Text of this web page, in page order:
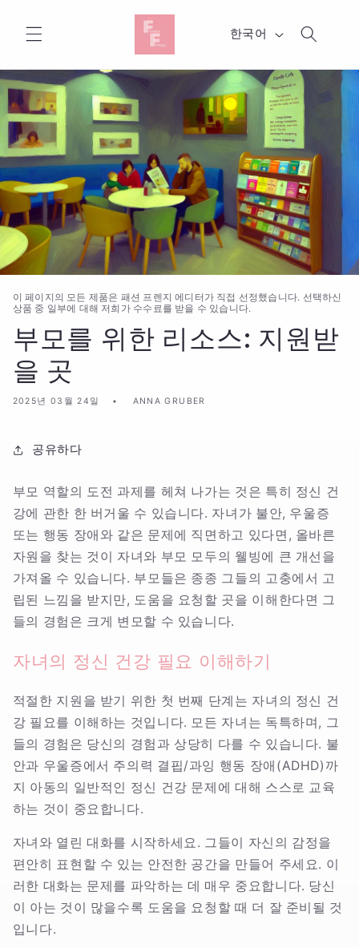
뛰기
언
한국어
이 페이지의 모든 제품은 패션 프렌지 에디터가 직접 선정했습니다. 선택하신
상품 중 일부에 대해 저희가 수수료를 받을 수 있습니다.
부모를 위한 리소스: 지원받
을 곳
2025년 03월 24일 ANNA GRUBER
공유하다
부모 역할의 도전 과제를 헤쳐 나가는 것은 특히 정신 건
강에 관한 한 버거울 수 있습니다. 자녀가 불안, 우울증
또는 행동 장애와 같은 문제에 직면하고 있다면, 올바른
자원을 찾는 것이 자녀와 부모 모두의 웰빙에 큰 개선을
가져올 수 있습니다. 부모들은 종종 그들의 고충에서 고
립된 느낌을 받지만, 도움을 요청할 곳을 이해한다면 그
들의 경험은 크게 변모할 수 있습니다.
자녀의 정신 건강 필요 이해하기
적절한 지원을 받기 위한 첫 번째 단계는 자녀의 정신 건
강 필요를 이해하는 것입니다. 모든 자녀는 독특하며, 그
들의 경험은 당신의 경험과 상당히 다를 수 있습니다. 불
안과 우울증에서 주의력 결핍/과잉 행동 장애(ADHD)까
지 아동의 일반적인 정신 건강 문제에 대해 스스로 교육
하는 것이 중요합니다.
자녀와 열린 대화를 시작하세요. 그들이 자신의 감정을
편안히 표현할 수 있는 안전한 공간을 만들어 주세요. 이
러한 대화는 문제를 파악하는 데 매우 중요합니다. 당신
이 아는 것이 많을수록 도움을 요청할 때 더 잘 준비될 것
입니다.